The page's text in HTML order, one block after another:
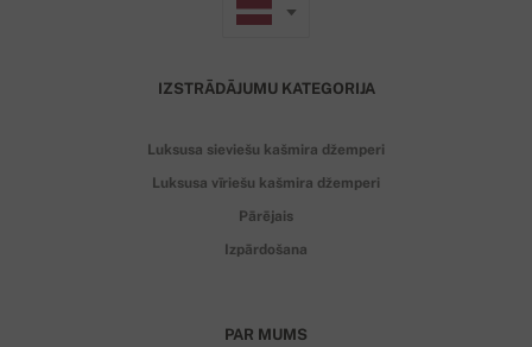
IZSTRĀDĀJUMU KATEGORIJA
Luksusa sieviešu kašmira džemperi
Luksusa vīriešu kašmira džemperi
Pārējais
Izpārdošana
PAR MUMS